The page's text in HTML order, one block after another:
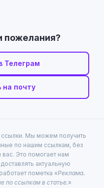
пожелания?
Телеграм
на почту
ссылки. Мы можем получить
по нашим ссылкам, без
вас. Это помогает нам
актуальную
пометка «Реклама.
по ссылкам в статье.»